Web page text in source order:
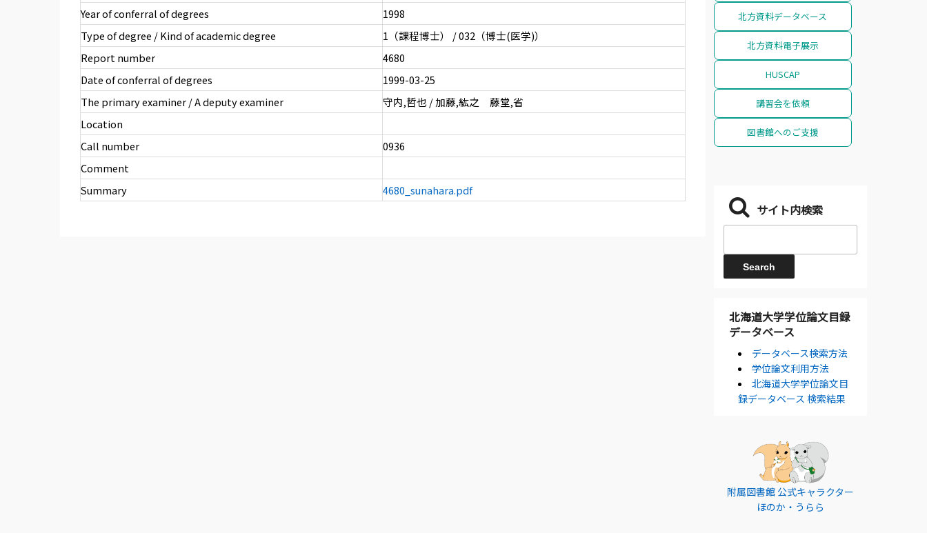
Year of conferral of degrees
1998
Type of degree / Kind of academic degree
1（課程博士） / 032（博士(医学)）
Report number
4680
Date of conferral of degrees
1999-03-25
The primary examiner / A deputy examiner
守内,哲也 / 加藤,紘之 藤堂,省
Location
Call number
0936
Comment
Summary
4680_sunahara.pdf
北方資料データベース
北方資料電子展示
HUSCAP
講習会を依頼
図書館へのご支援
サイト内検索
北海道大学学位論文目録
データベース
データベース検索方法
学位論文利用方法
北海道大学学位論文目
録データベース 検索結果
附属図書館 公式キャラクター
ほのか・うらら